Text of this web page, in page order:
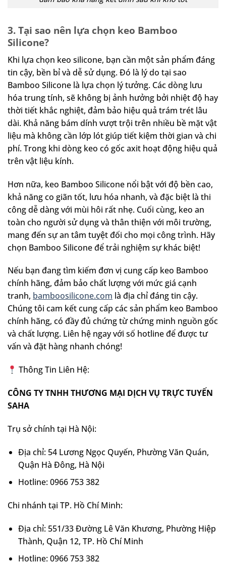
3. Tại sao nên lựa chọn keo Bamboo
Silicone?
Khi lựa chọn keo silicone, bạn cần một sản phẩm đáng
tin cậy, bền bỉ và dễ sử dụng. Đó là lý do tại sao
Bamboo Silicone là lựa chọn lý tưởng. Các dòng lưu
hóa trung tính, sẽ không bị ảnh hưởng bởi nhiệt độ hay
thời tiết khắc nghiệt, đảm bảo hiệu quả trám trét lâu
dài. Khả năng bám dính vượt trội trên nhiều bề mặt vật
liệu mà không cần lớp lót giúp tiết kiệm thời gian và chi
phí. Trong khi dòng keo có gốc axit hoạt động hiệu quả
trên vật liệu kính.
Hơn nữa, keo Bamboo Silicone nổi bật với độ bền cao,
khả năng co giãn tốt, lưu hóa nhanh, và đặc biệt là thi
công dễ dàng với mùi hôi rất nhẹ. Cuối cùng, keo an
toàn cho người sử dụng và thân thiện với môi trường,
mang đến sự an tâm tuyệt đối cho mọi công trình. Hãy
chọn Bamboo Silicone để trải nghiệm sự khác biệt!
Nếu bạn đang tìm kiếm đơn vị cung cấp keo Bamboo
chính hãng, đảm bảo chất lượng với mức giá cạnh
tranh, bamboosilicone.com là địa chỉ đáng tin cậy.
Chúng tôi cam kết cung cấp các sản phẩm keo Bamboo
chính hãng, có đầy đủ chứng từ chứng minh nguồn gốc
và chất lượng. Liên hệ ngay với số hotline để được tư
vấn và đặt hàng nhanh chóng!
Thông Tin Liên Hệ:
CÔNG TY TNHH THƯƠNG MẠI DỊCH VỤ TRỰC TUYẾN
SAHA
Trụ sở chính tại Hà Nội:
Địa chỉ: 54 Lương Ngọc Quyến, Phường Văn Quán,
Quận Hà Đông, Hà Nội
Hotline: 0966 753 382
Chi nhánh tại TP. Hồ Chí Minh:
Địa chỉ: 551/33 Đường Lê Văn Khương, Phường Hiệp
Thành, Quận 12, TP. Hồ Chí Minh
Hotline: 0966 753 382